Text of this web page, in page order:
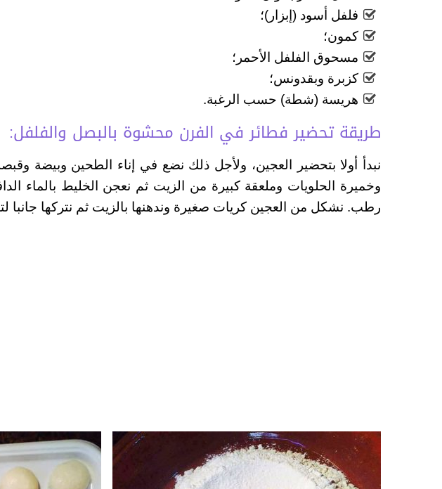
فلفل أسود (إبزار)؛
كمون؛
مسحوق الفلفل الأحمر؛
كزبرة وبقدونس؛
هريسة (شطة) حسب الرغبة.
طريقة تحضير فطائر في الفرن محشوة بالبصل والفلفل:
نبدأ أولا بتحضير العجين، ولأجل ذلك نضع في إناء الطحين وبيضة
وخميرة الحلويات وملعقة كبيرة من الزيت ثم نعجن الخليط بالماء
رطب. نشكل من العجين كريات صغيرة وندهنها بالزيت ثم نتركها جانبا